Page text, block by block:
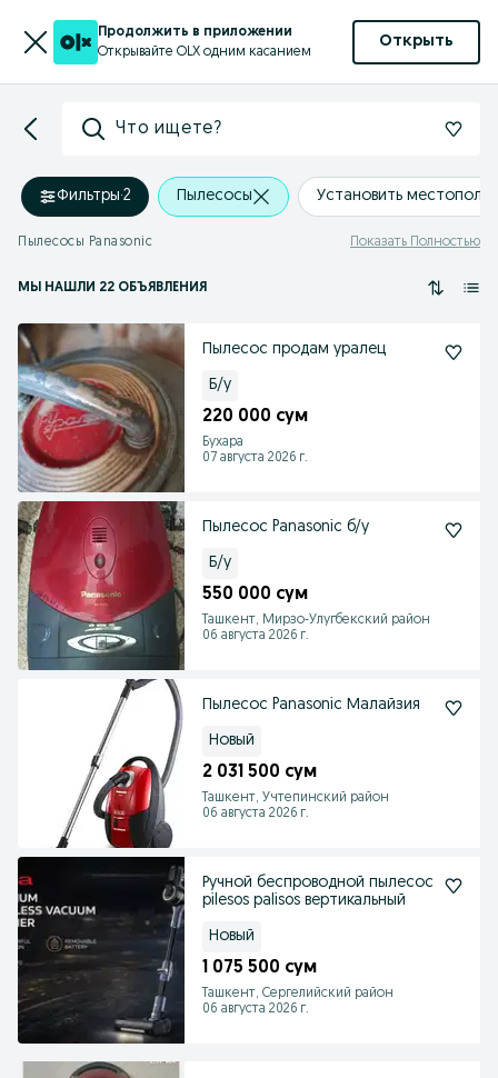
Продолжить в приложении
Открывайте OLX одним касанием
Открыть
Что ищете?
Фильтры·2 Пылесосы Установить
Пылесосы Panasonic Показать Полностью
МЫ НАШЛИ 22 ОБЪЯВЛЕНИЯ
Пылесос продам уралец
Б/у
220 000 сум
Бухара
07 августа 2026 г.
Пылесос Panasonic б/у
Б/у
550 000 сум
Ташкент, Мирзо-Улугбекский район
06 августа 2026 г.
Пылесос Panasonic Малайзия
Новый
2 031 500 сум
Ташкент, Учтепинский район
06 августа 2026 г.
Ручной беспроводной пылесос
pilesos palisos вертикальный
Новый
1 075 500 сум
Ташкент, Сергелийский район
06 августа 2026 г.